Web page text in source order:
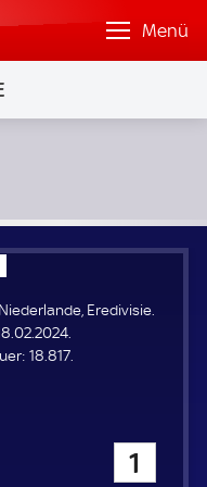
Menü
E
Eredivisie.
Z
18.817.
1